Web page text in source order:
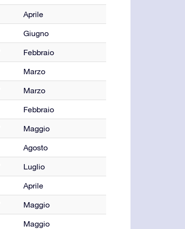
Aprile
Giugno
Febbraio
Marzo
Marzo
Febbraio
Maggio
Agosto
Luglio
Aprile
Maggio
Maggio